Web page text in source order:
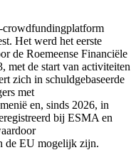
crowdfundingplatform
Het werd het eerste
de Roemeense Financiële
met de start van activiteiten
zich in schuldgebaseerde
met
en, sinds 2026, in
bij ESMA en
de EU mogelijk zijn.